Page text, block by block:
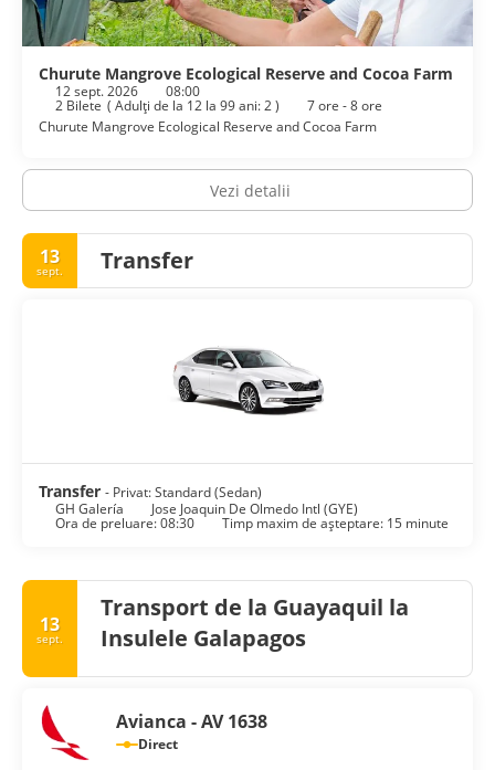
Churute Mangrove Ecological Reserve and Cocoa Farm
12 sept. 2026 08:00
2 Bilete ( Adulţi de la 12 la 99 ani: 2)
7 ore - 8 ore
Churute Mangrove Ecological Reserve and Cocoa Farm
Vezi detalii
13
sept. Transfer
Transfer - Privat: Standard (Sedan)
GH Galería
Jose Joaquin De Olmedo Intl (GYE)
Ora de preluare: 08:30 Timp maxim de așteptare: 15 minute
13
sept.
Transport de la Guayaquil la
Insulele Galapagos
Avianca - AV 1638
Direct